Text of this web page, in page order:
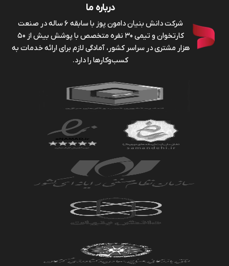
درباره ما
شرکت دانش بنیان دامون پوز با سابقه ۶ ساله در صنعت
کارتخوان و تیمی ۳۰ نفره متخصص با پوشش بیش از ۵۰
هزار مشتری در سراسر کشور، آمادگی لازم برای ارائه خدمات به
کسب‌وکارها را دارد.